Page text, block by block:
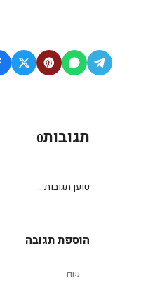
תגובות0
טוען תגובות...
הוספת תגובה